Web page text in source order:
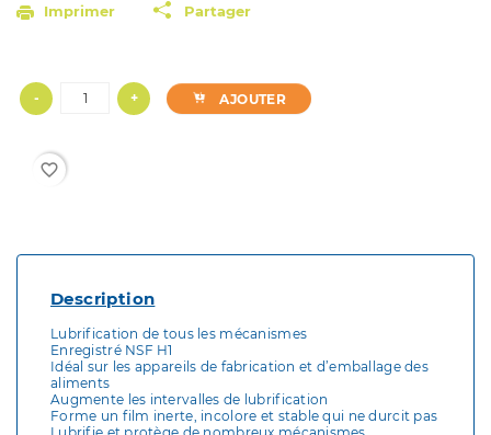
Imprimer
Partager
- + AJOUTER
favorite_border
Description
Lubrification de tous les mécanismes
Enregistré NSF H1
Idéal sur les appareils de fabrication et d’emballage des
aliments
Augmente les intervalles de lubrification
Forme un film inerte, incolore et stable qui ne durcit pas